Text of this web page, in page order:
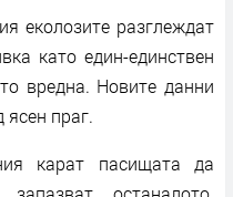
еколозите разглеждат
като един-единствен
вредна. Новите данни
праг.
карат пасищата да